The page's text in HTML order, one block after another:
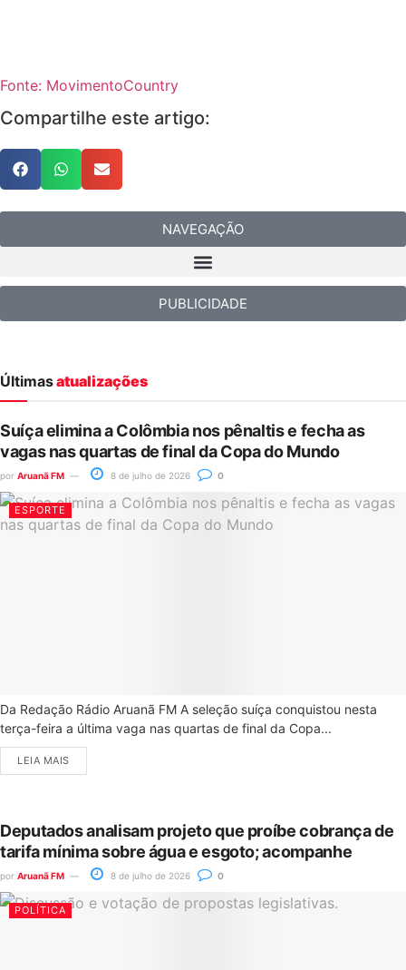
Fonte: MovimentoCountry
Compartilhe este artigo:
NAVEGAÇÃO
PUBLICIDADE
Últimasatualizações
Suíça elimina a Colômbia nos pênaltis e fecha as
vagas nas quartas de final da Copa do Mundo
por Aruanã FM 8 de julho de 2026 0
ESPORTE
Da Redação Rádio Aruanã FM A seleção suíça conquistou nesta
terça-feira a última vaga nas quartas de final da Copa...
LEIA MAIS
Deputados analisam projeto que proíbe cobrança de
tarifa mínima sobre água e esgoto; acompanhe
por Aruanã FM 8 de julho de 2026 0
POLÍTICA